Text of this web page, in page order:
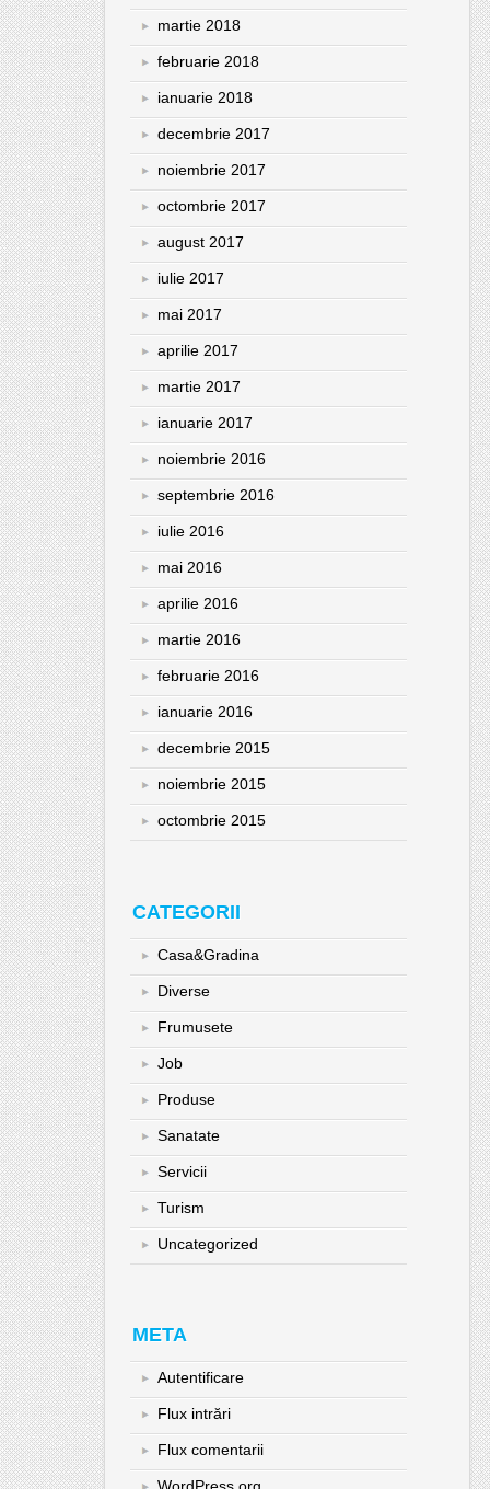
martie 2018
februarie 2018
ianuarie 2018
decembrie 2017
noiembrie 2017
octombrie 2017
august 2017
iulie 2017
mai 2017
aprilie 2017
martie 2017
ianuarie 2017
noiembrie 2016
septembrie 2016
iulie 2016
mai 2016
aprilie 2016
martie 2016
februarie 2016
ianuarie 2016
decembrie 2015
noiembrie 2015
octombrie 2015
CATEGORII
Casa&Gradina
Diverse
Frumusete
Job
Produse
Sanatate
Servicii
Turism
Uncategorized
META
Autentificare
Flux intrări
Flux comentarii